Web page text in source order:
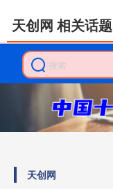
天创网
天创网 相关话题